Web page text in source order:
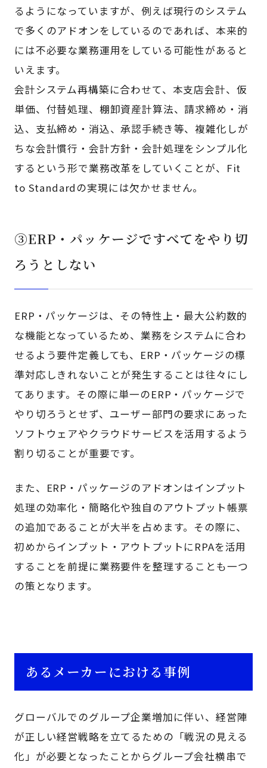
るようになっていますが、例えば現行のシステム
で多くのアドオンをしているのであれば、本来的
には不必要な業務運用をしている可能性があると
いえます。
会計システム再構築に合わせて、本支店会計、仮
単価、付替処理、棚卸資産計算法、請求締め・消
込、支払締め・消込、承認手続き等、複雑化しが
ちな会計慣行・会計方針・会計処理をシンプル化
するという形で業務改革をしていくことが、Fit
to Standardの実現には欠かせません。
③ERP・パッケージですべてをやり切
ろうとしない
ERP・パッケージは、その特性上・最大公約数的
な機能となっているため、業務をシステムに合わ
せるよう要件定義しても、ERP・パッケージの標
準対応しきれないことが発生することは往々にし
てあります。その際に単一のERP・パッケージで
やり切ろうとせず、ユーザー部門の要求にあった
ソフトウェアやクラウドサービスを活用するよう
割り切ることが重要です。
また、ERP・パッケージのアドオンはインプット
処理の効率化・簡略化や独自のアウトプット帳票
の追加であることが大半を占めます。その際に、
初めからインプット・アウトプットにRPAを活用
することを前提に業務要件を整理することも一つ
の策となります。
あるメーカーにおける事例
グローバルでのグループ企業増加に伴い、経営陣
が正しい経営戦略を立てるための「戦況の見える
化」が必要となったことからグループ会社横串で